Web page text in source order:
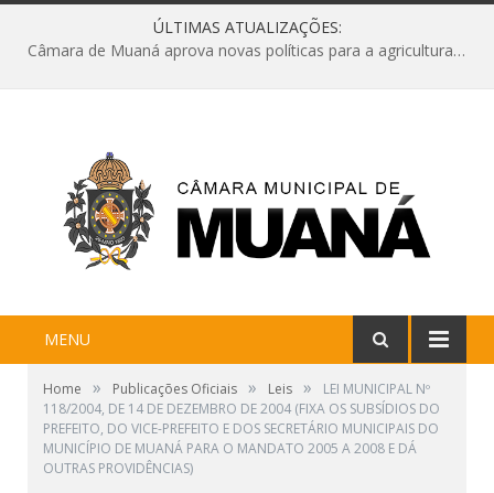
ÚLTIMAS ATUALIZAÇÕES:
Câmara de Muaná aprova novas políticas para a agricultura e solicita reforma da Ponte do Reduto
MENU
Home » Publicações Oficiais » Leis »
LEI MUNICIPAL Nº
118/2004, DE 14 DE DEZEMBRO DE 2004 (FIXA OS SUBSÍDIOS DO
PREFEITO, DO VICE-PREFEITO E DOS SECRETÁRIO MUNICIPAIS DO
MUNICÍPIO DE MUANÁ PARA O MANDATO 2005 A 2008 E DÁ
OUTRAS PROVIDÊNCIAS)